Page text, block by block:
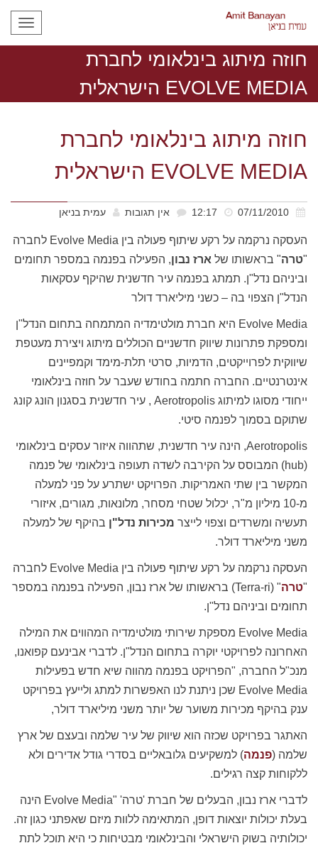
חוזה מיתוג בינלאומי לחברת
EVOLVE MEDIA הישראלית
חוזה מיתוג בינלאומי לחברת
EVOLVE MEDIA הישראלית
אין תגובות עמית בניאן
העסקה נרקמה על רקע שיתוף פעולה בין Evolve Media לחברה
"טרה" בראשותו של ארז נבון, הפעילה בפנמה במספר תחומים
וביניהם נדל"ן. תמתג בפנמה עיר חדשנית שהיקף עסקאות
הנדל"ן הצפוי בה – כשני מיליארד דולר
Evolve Media היא חברת מולטימדיה המתמחה בתחום הנדל"ן
ומספקת פתרונות שיווק חדשניים הכוללים מיתוג ויצירת מעטפת
שיווקית לפרוייקטים, הדמיות, סרטי תלת-מימד וקמפיינים
אינטרנטיים. החברה חתמה בחודש שעבר על חוזה בינלאומי
ייחודי מסוגו למיתוג Aerotropolis , עיר חדשנית בסגנון הונג קונג
שתוקם בסמוך לפנמה סיטי.
Aerotropolis, הינה עיר חדשנית, שתהווה איזור עסקים בינלאומי
(hub) המבוסס על הקירבה לשדה תעופה בינלאומי של פנמה
המקשר בין שתי האמריקות. הפרויקט ישתרע על פני למעלה
מ-10 מיליון מ"ר, יכלול שטחי מסחר, מלונאות, מגורים, איזורי
תעשיה ומשרדים וצפוי לייצר מכירות נדל"ן בהיקף של למעלה
משני מיליארד דולר.
העסקה נרקמה על רקע שיתוף פעולה בין Evolve Media לחברה
"טרה
" (Terra-ri) בראשותו של ארז נבון, הפעילה בפנמה במספר
תחומים וביניהם נדל"ן.
Evolve Media מספקת שירותי מולטימדיה המהווים את המילה
האחרונה לפרויקטי יוקרה בתחום הנדל"ן. לדברי אבינעם קפואנו,
מנכ"ל החברה, "הפרויקט בפנמה מהווה שיא חדש בפעילות
Evolve Media שכן ניתנת לנו האפשרות למתג ולייעץ בפרויקט
ענק בהיקף מכירות משוער של יותר משני מיליארד דולר,
האתגר בפרויקט שכזה הוא שיווק של עיר שלמה ובעצם של ארץ
שלמה (פנמה) למשקיעים גלובאליים בסדרי גודל אדירים ולא
ללקוחות קצה רגילים.
לדברי ארז נבון, הבעלים של חברת 'טרה' "Evolve Media הינה
בעלת יכולות יוצאות דופן, המתאימה ללוות מיזם שאפתני כגון זה.
יכולותיה בשוק הישראלי והבינלאומי מבטיחות כי היא תוכל לתת